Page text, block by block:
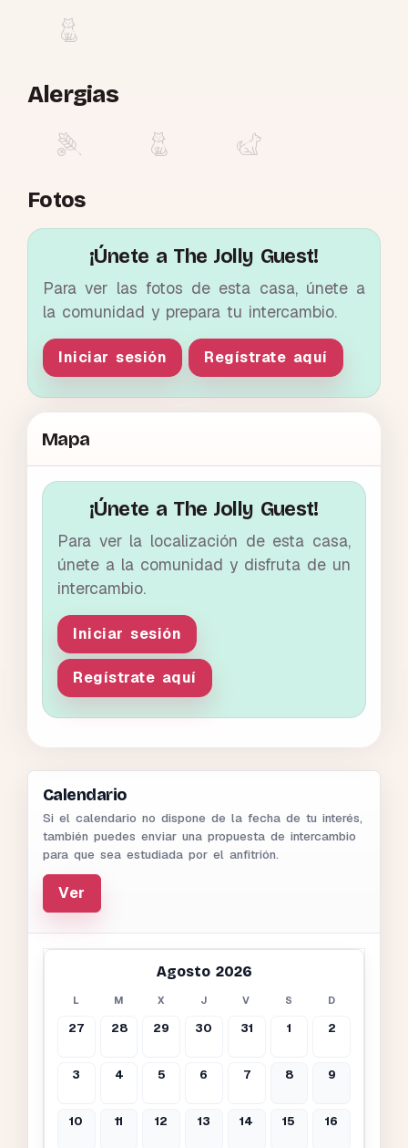
Alergias
Fotos
¡Únete a The Jolly Guest!
Para ver las fotos de esta casa, únete a
la comunidad y prepara tu intercambio.
Iniciar sesión Regístrate aquí
Mapa
¡Únete a The Jolly Guest!
Para ver la localización de esta casa,
únete a la comunidad y disfruta de un
intercambio.
Iniciar sesión
Regístrate aquí
Calendario
Si el calendario no dispone de la fecha de tu interés,
también puedes enviar una propuesta de intercambio
para que sea estudiada por el anfitrión.
Ver
Agosto 2026
L M X J V S D
27 28 29 30 31 1 2
3 4 5 6 7 8 9
10 11 12 13 14 15 16